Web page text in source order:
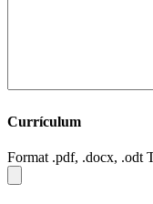
Currículum
Format .pdf, .docx, .odt